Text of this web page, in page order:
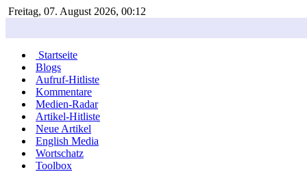
Freitag, 07. August 2026, 00:12
Startseite
Blogs
Aufruf-Hitliste
Kommentare
Medien-Radar
Artikel-Hitliste
Neue Artikel
English Media
Wortschatz
Toolbox